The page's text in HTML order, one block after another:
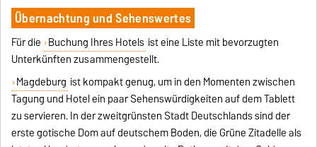
Übernachtung und Sehenswertes
Für die Buchung Ihres Hotels ist eine Liste mit bevorzugten
Unterkünften zusammengestellt.
Magdeburg ist kompakt genug, um in den Momenten zwischen
Tagung und Hotel ein paar Sehenswürdigkeiten auf dem Tablett
zu servieren. In der zweitgrünsten Stadt Deutschlands sind der
erste gotische Dom auf deutschem Boden, die Grüne Zitadelle als